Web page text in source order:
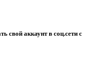
свой аккаунт в соц.сети с